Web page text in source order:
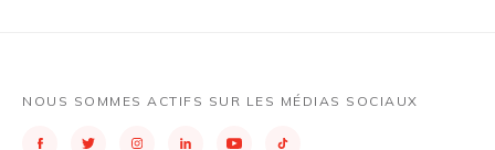
NOUS SOMMES ACTIFS SUR LES MÉDIAS SOCIAUX